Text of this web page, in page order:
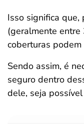
Isso significa
(geralmente
coberturas
Sendo assim, é
seguro dentro
dele, seja